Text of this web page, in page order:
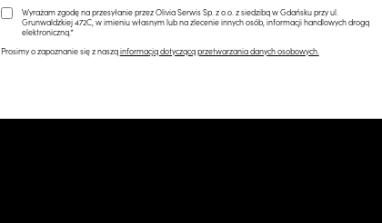
Wyrażam zgodę na przesyłanie przez Olivia Serwis Sp. z o.o. z siedzibą w Gdańsku przy ul.
Grunwaldzkiej 472C, w imieniu własnym lub na zlecenie innych osób, informacji handlowych drogą
elektroniczną.*
Prosimy o zapoznanie się z nasząinformacją dotyczącą przetwarzania danych osobowych.